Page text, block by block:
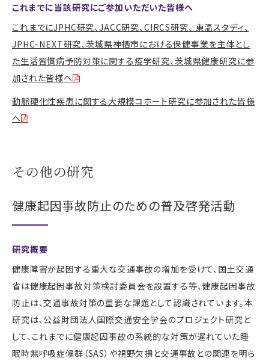
これまでに当該研究にご参加いただいた皆様へ
これまでにJPHC研究、JACC研究、CIRCS研究、 東温スタディ、
JPHC-NEXT研究、茨城県神栖市における保健事業を主体とし
た生活習慣病予防対策に関する疫学研究、茨城県健康研究に参
加された皆様へ
動脈硬化性疾患に関する大規模コホート研究に参加された皆様
へ
その他の研究
健康起因事故防止のための普及啓発活動
研究概要
健康障害が起因する重大な交通事故の増加を受けて、国土交通
省は健康起因事故対策検討委員会を設置する等、健康起因事故
防止は、交通事故対策の重要な課題として認識されています。本
研究は、公益財団法人国際交通安全学会のプロジェクト研究と
して、これまでに健康起因事故の系統的な対策が遅れていた睡
眠時無呼吸症候群（SAS）や視野欠損と交通事故との関連を明ら